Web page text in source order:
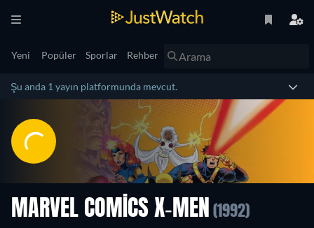
Yeni Popüler Sporlar Rehber
Şu anda 1 yayın platformunda mevcut.
MARVEL COMICS X-MEN (1992)